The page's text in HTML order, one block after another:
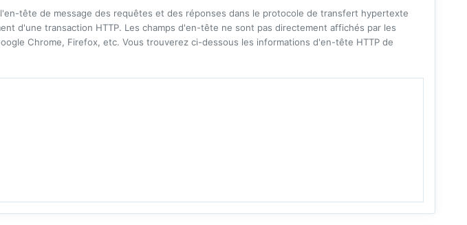
tête de message des requêtes et des réponses dans le protocole de transfert hypertexte
d'une transaction HTTP. Les champs d'en-tête ne sont pas directement affichés par les
Chrome, Firefox, etc. Vous trouverez ci-dessous les informations d'en-tête HTTP de